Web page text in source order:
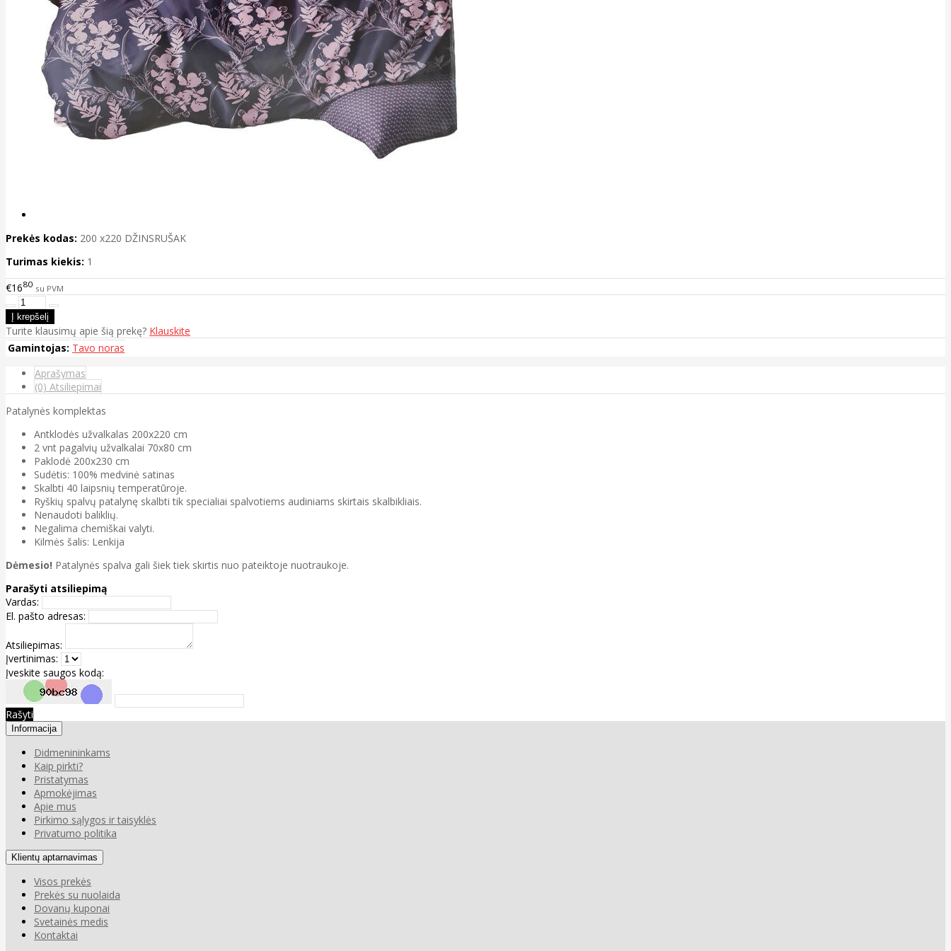
Prekės kodas: 200 x220 DŽINSRUŠAK
Turimas kiekis: 1
€1680 su PVM
Turite klausimų apie šią prekę? Klauskite
Gamintojas: Tavo noras
Aprašymas
(0) Atsiliepimai
Patalynės komplektas
Antklodės užvalkalas 200x220 cm
2 vnt pagalvių užvalkalai 70x80 cm
Paklodė 200x230 cm
Sudėtis: 100% medvinė satinas
Skalbti 40 laipsnių temperatūroje.
Ryškių spalvų patalynę skalbti tik specialiai spalvotiems audiniams skirtais skalbikliais.
Nenaudoti baliklių.
Negalima chemiškai valyti.
Kilmės šalis: Lenkija
Dėmesio! Patalynės spalva gali šiek tiek skirtis nuo pateiktoje nuotraukoje.
Parašyti atsiliepimą
Vardas:
El. pašto adresas:
Atsiliepimas:
Įvertinimas:
Įveskite saugos kodą:
Rašyti
Informacija
Didmenininkams
Kaip pirkti?
Pristatymas
Apmokėjimas
Apie mus
Pirkimo sąlygos ir taisyklės
Privatumo politika
Klientų aptarnavimas
Visos prekės
Prekės su nuolaida
Dovanų kuponai
Svetainės medis
Kontaktai